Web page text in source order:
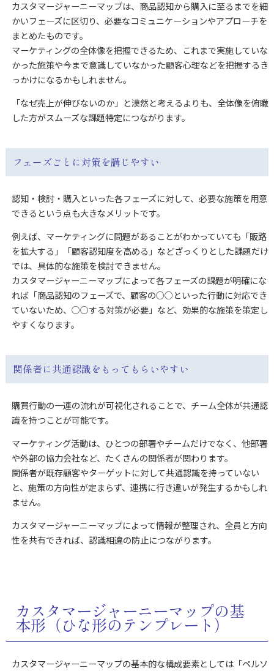
カスタマージャーニーマップは、商品認知から購入に至るまでを細
かいフェーズに区切り、必要なコミュニケーションやアプローチを
まとめたものです。
マーケティングの全体像を把握できるため、これまで実施していな
かった施策や今まで意識していなかった顧客心理などを把握するき
っかけになるかもしれません。
「なぜ売上が伸びないのか」と漠然と考えるよりも、全体像を俯瞰
した方がスムーズな課題特定につながります。
フェーズごとに対策を講じやすい
認知・検討・購入といった各フェーズに対して、必要な施策を用意
できるという点も大きなメリットです。
例えば、マーケティングに問題があることがわかっていても「販路
を拡大する」「顧客認知度を高める」などざっくりとした課題だけ
では、具体的な施策を検討できません。
カスタマージャーニーマップによって各フェーズの課題が明確にな
れば「商品認知のフェーズで、顧客の○○といった行動に対応でき
ていないため、○○する対策が必要」など、効果的な施策を策定し
やすくなります。
関係者に共通認識をもってもらいやすい
購買行動の一連の流れが可視化されることで、チーム全体が共通認
識を持つことが可能です。
マーケティング活動は、ひとつの部署やチームだけでなく、他部署
や外部の協力会社など、たくさんの関係者が関わります。
関係者が既存顧客やターゲットに対して共通認識を持っていない
と、施策の方向性が定まらず、連携に行き違いが発生するかもしれ
ません。
カスタマージャーニーマップによって情報が整理され、全員と方向
性を共有できれば、認識相違の防止につながります。
カスタマージャーニーマップの基
本形（ひな形のテンプレート）
カスタマージャーニーマップの基本的な構成要素としては「ペルソ